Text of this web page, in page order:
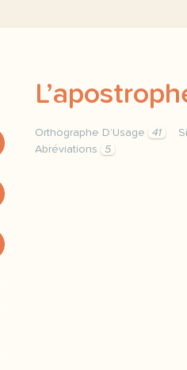
Orthographe D’Usage 41
Abréviations
5